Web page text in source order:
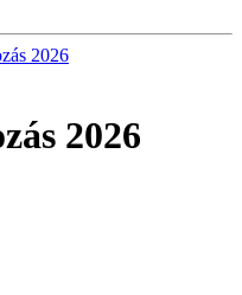
2026
2026